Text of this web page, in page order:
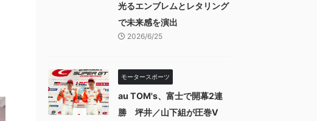
光るエンブレムとレタリング
で未来感を演出
2026/6/25
モータースポーツ
au TOM's、富士で開幕2連
勝 坪井／山下組が圧巻V